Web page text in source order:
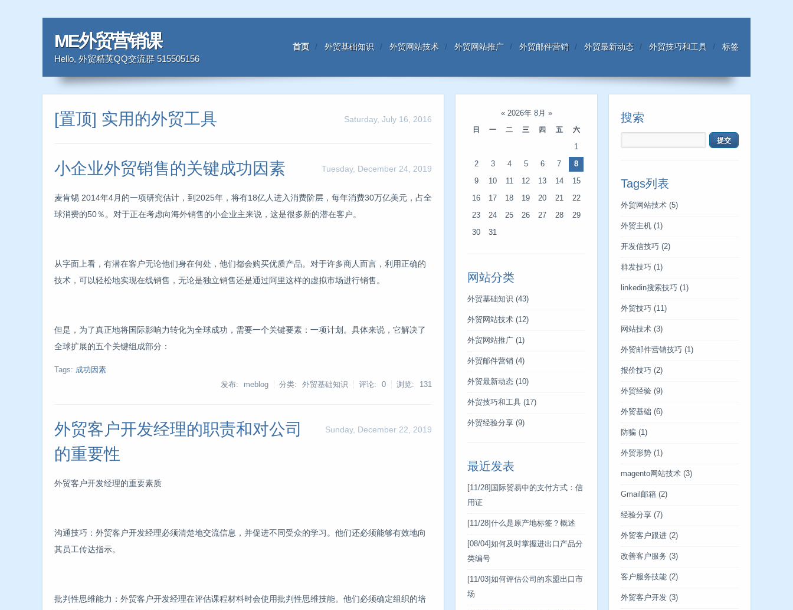
ME外贸营销课
Hello, 外贸精英QQ交流群 515505156
首页 外贸基础知识 外贸网站技术 外贸网站推广 外贸邮件营销 外贸最新动态 外贸技巧和工具 标签
Saturday, July 16, 2016
[置顶] 实用的外贸工具
Tuesday, December 24, 2019
小企业外贸销售的关键成功因素
麦肯锡 2014年4月的一项研究估计，到2025年，将有18亿人进入消费阶层，每年消费30万亿美元，占全
球消费的50％。对于正在考虑向海外销售的小企业主来说，这是很多新的潜在客户。
从字面上看，有潜在客户无论他们身在何处，他们都会购买优质产品。对于许多商人而言，利用正确的
技术，可以轻松地实现在线销售，无论是独立销售还是通过阿里这样的虚拟市场进行销售。
但是，为了真正地将国际影响力转化为全球成功，需要一个关键要素：一项计划。具体来说，它解决了
全球扩展的五个关键组成部分：
Tags: 成功因素
发布: meblog
分类: 外贸基础知识 评论: 0 浏览: 131
Sunday, December 22, 2019
外贸客户开发经理的职责和对公司
的重要性
外贸客户开发经理的重要素质
沟通技巧：外贸客户开发经理必须清楚地交流信息，并促进不同受众的学习。他们还必须能够有效地向
其员工传达指示。
批判性思维能力：外贸客户开发经理在评估课程材料时会使用批判性思维技能。他们必须确定组织的培
« 2026年 8月 »
日
一 二 三 四 五 六
1
2 3 4 5 6 7 8
9 10 11 12 13 14 15
16 17 18 19 20 21 22
23 24 25 26 27 28 29
30 31
网站分类
外贸基础知识 (43)
外贸网站技术 (12)
外贸网站推广 (1)
外贸邮件营销 (4)
外贸最新动态 (10)
外贸技巧和工具 (17)
外贸经验分享 (9)
最近发表
[11/28] 国际贸易中的支付方式：信
用证
[11/28] 什么是原产地标签？概述
[08/04] 如何及时掌握进出口产品分
类编号
[11/03] 如何评估公司的东盟出口市
场
搜索
Tags列表
外贸网站技术 (5)
外贸主机 (1)
开发信技巧 (2)
群发技巧 (1)
linkedin搜索技巧 (1)
外贸技巧 (11)
网站技术 (3)
外贸邮件营销技巧 (1)
报价技巧 (2)
外贸经验 (9)
外贸基础 (6)
防骗 (1)
外贸形势 (1)
magento网站技术 (3)
Gmail邮箱 (2)
经验分享 (7)
外贸客户跟进 (2)
改善客户服务 (3)
客户服务技能 (2)
外贸客户开发 (3)